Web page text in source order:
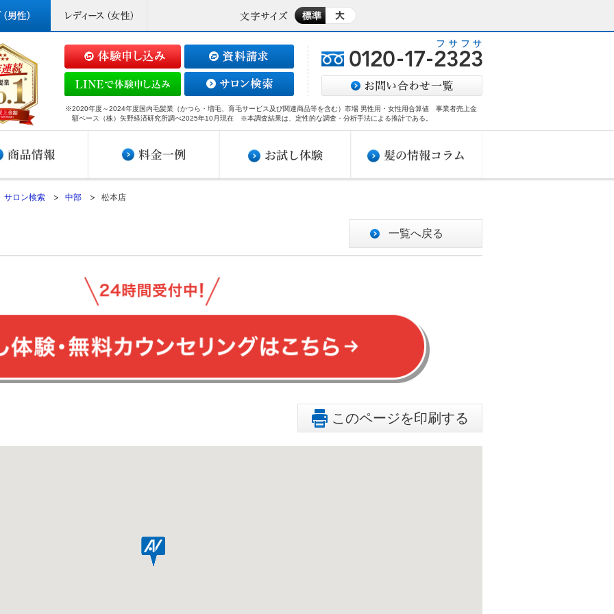
※2020年度～2024年度国内毛髪業（かつら・増毛、育毛サービス及び関連商品等を含む）市場 男性用・女性用合算値 事業者売上金
額ベース（株）矢野経済研究所調べ2025年10月現在 ※本調査結果は、定性的な調査・分析手法による推計である。​
サロン検索 中部 松本店
一覧へ戻る
このページを印刷する